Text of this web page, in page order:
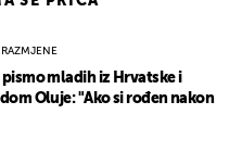
RAZMJENE
mladih iz Hrvatske i
Oluje: "Ako si rođen nakon